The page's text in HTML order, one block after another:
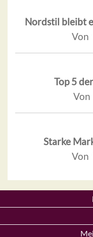
Nordstil bleibt
Von
Top 5
Starke
Von